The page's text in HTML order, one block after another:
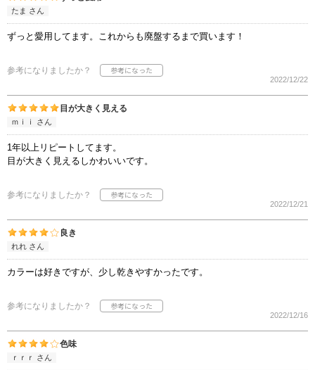
たま さん
ずっと愛用してます。これからも廃盤するまで買います！
参考になりましたか？
2022/12/22
目が大きく見える
ｍｉｉ さん
1年以上リピートしてます。
目が大きく見えるしかわいいです。
参考になりましたか？
2022/12/21
良き
れれ さん
カラーは好きですが、少し乾きやすかったです。
参考になりましたか？
2022/12/16
色味
ｒｒｒ さん